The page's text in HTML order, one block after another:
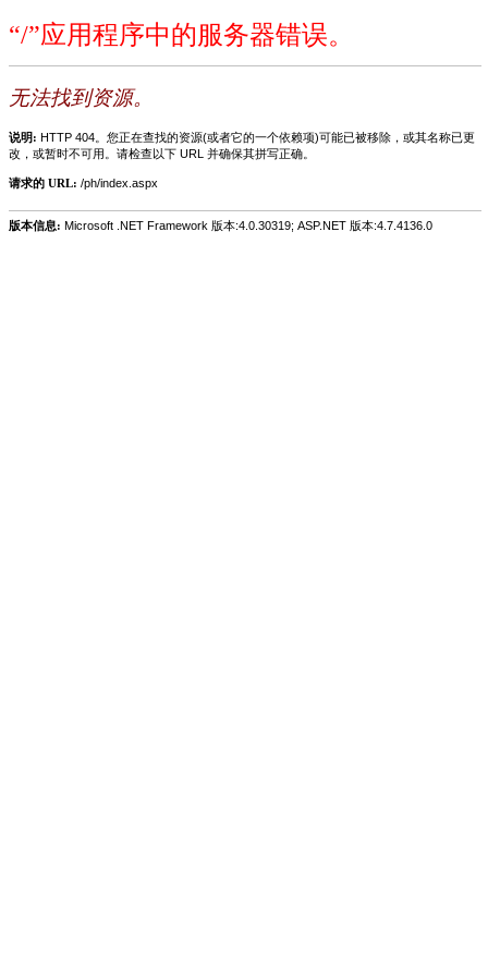
“/”应用程序中的服务器错误。
无法找到资源。
说明: HTTP 404。您正在查找的资源(或者它的一个依赖项)可能已被移除，或其名称已更
改，或暂时不可用。请检查以下 URL 并确保其拼写正确。
请求的 URL: /ph/index.aspx
版本信息: Microsoft .NET Framework 版本:4.0.30319; ASP.NET 版本:4.7.4136.0